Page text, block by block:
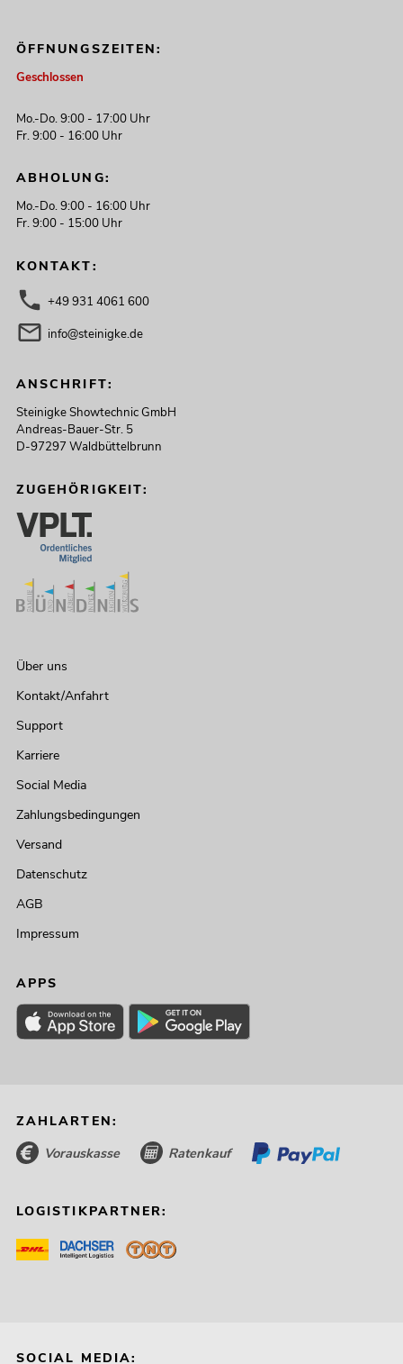
ÖFFNUNGSZEITEN:
Geschlossen
Mo.-Do. 9:00 - 17:00 Uhr
Fr. 9:00 - 16:00 Uhr
ABHOLUNG:
Mo.-Do. 9:00 - 16:00 Uhr
Fr. 9:00 - 15:00 Uhr
KONTAKT:
+49 931 4061 600
info@steinigke.de
ANSCHRIFT:
Steinigke Showtechnic GmbH
Andreas-Bauer-Str. 5
D-97297 Waldbüttelbrunn
ZUGEHÖRIGKEIT:
Über uns
Kontakt/Anfahrt
Support
Karriere
Social Media
Zahlungsbedingungen
Versand
Datenschutz
AGB
Impressum
APPS
ZAHLARTEN:
Vorauskasse Ratenkauf
LOGISTIKPARTNER:
SOCIAL MEDIA: